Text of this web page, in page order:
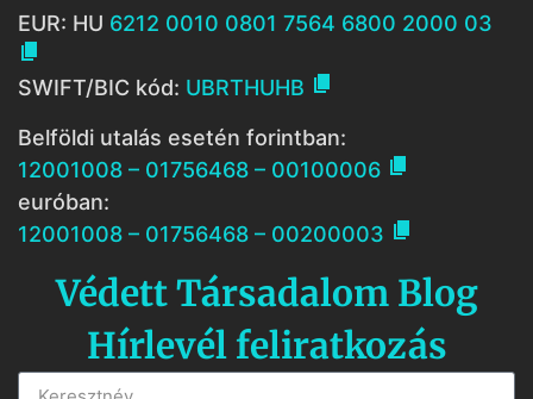
EUR: HU 6212 0010 0801 7564 6800 2000 03

SWIFT/BIC kód: UBRTHUHB 
Belföldi utalás esetén forintban:
12001008 – 01756468 – 00100006 
euróban:
12001008 – 01756468 – 00200003 
Védett Társadalom Blog
Hírlevél feliratkozás